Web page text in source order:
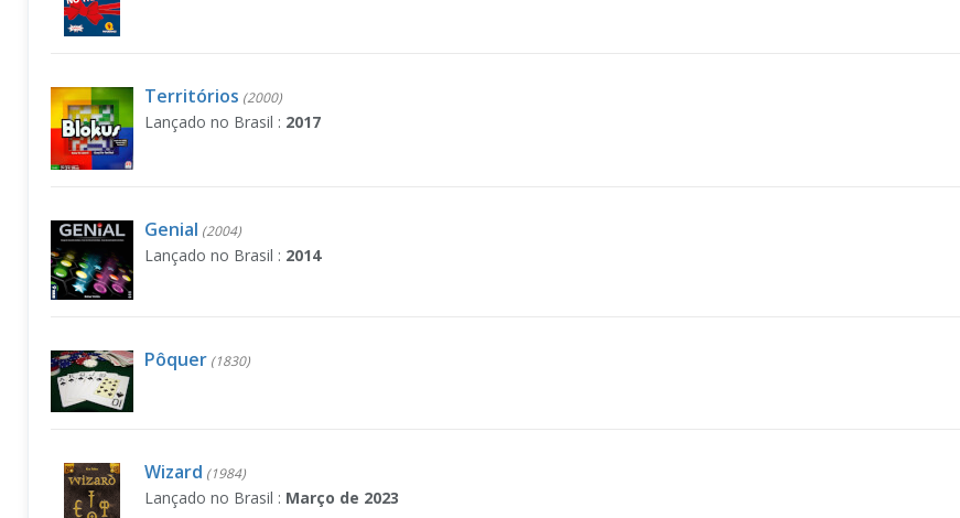
Territórios (2000)
Lançado no Brasil : 2017
Genial (2004)
Lançado no Brasil : 2014
Pôquer (1830)
Wizard (1984)
Lançado no Brasil : Março de 2023